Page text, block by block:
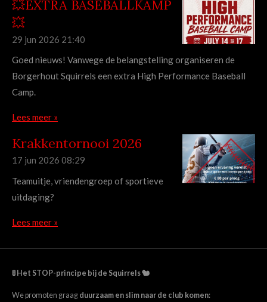
💥EXTRA BASEBALLKAMP
💥
29 jun 2026 21:40
Goed nieuws! Vanwege de belangstelling organiseren de
Borgerhout Squirrels een extra High Performance Baseball
Camp.
Lees meer »
Krakkentornooi 2026
17 jun 2026 08:29
Teamuitje, vriendengroep of sportieve
uitdaging?
Lees meer »
🚦 Het STOP-principe bij de Squirrels 🐿️
We promoten graag duurzaam en slim naar de club komen: